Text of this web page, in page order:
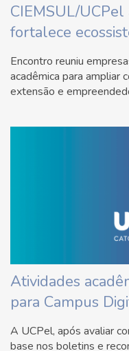
CIEMSUL/
fortalece
Encontro reuniu
acadêmica para ampliar
extensão e
Atividades
para Campus
A UCPel, após avaliar
base nos boletins e